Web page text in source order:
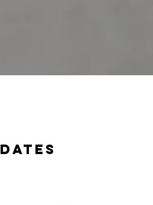
dates